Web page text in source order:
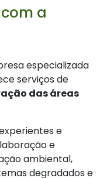
a
especializada
serviços de
das áreas
e
e
ambiental,
degradados e